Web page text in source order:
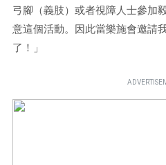
弓腳（義肢）或者視障人士參加
意這個活動。因此當樂施會邀請
了！」